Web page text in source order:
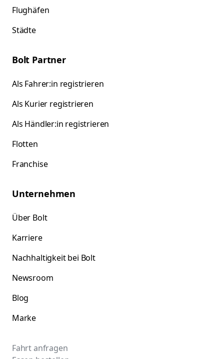
Flughäfen
Städte
Bolt Partner
Als Fahrer:in registrieren
Als Kurier registrieren
Als Händler:in registrieren
Flotten
Franchise
Unternehmen
Über Bolt
Karriere
Nachhaltigkeit bei Bolt
Newsroom
Blog
Marke
Fahrt anfragen